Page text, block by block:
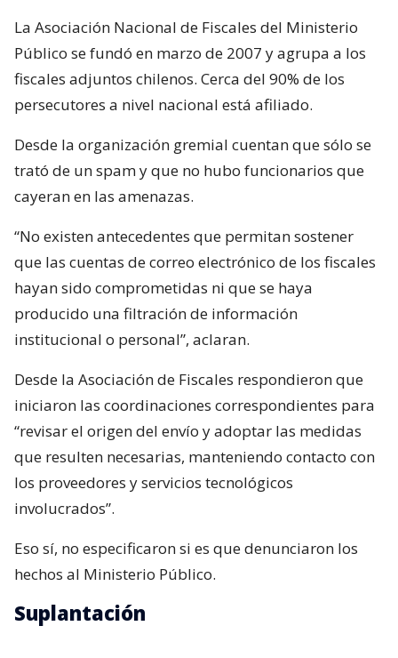
La Asociación Nacional de Fiscales del Ministerio
Público se fundó en marzo de 2007 y agrupa a los
fiscales adjuntos chilenos. Cerca del 90% de los
persecutores a nivel nacional está afiliado.
Desde la organización gremial cuentan que sólo se
trató de un spam y que no hubo funcionarios que
cayeran en las amenazas.
“No existen antecedentes que permitan sostener
que las cuentas de correo electrónico de los fiscales
hayan sido comprometidas ni que se haya
producido una filtración de información
institucional o personal”, aclaran.
Desde la Asociación de Fiscales respondieron que
iniciaron las coordinaciones correspondientes para
“revisar el origen del envío y adoptar las medidas
que resulten necesarias, manteniendo contacto con
los proveedores y servicios tecnológicos
involucrados”.
Eso sí, no especificaron si es que denunciaron los
hechos al Ministerio Público.
Suplantación